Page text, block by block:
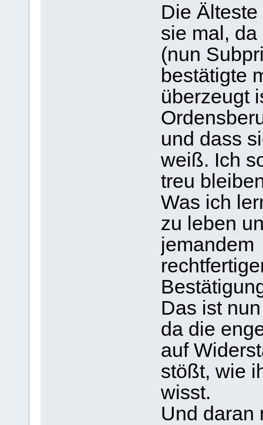
Die
sie mal,
(nun
bestätigte
überzeugt
und dass
weiß. Ich
treu
Was ich
zu leben
jemandem
Das ist
da die
auf
stößt, wie
wisst.
Und daran